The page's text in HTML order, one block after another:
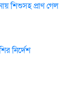
শিশুসহ প্রাণ গেল
নির্দেশ